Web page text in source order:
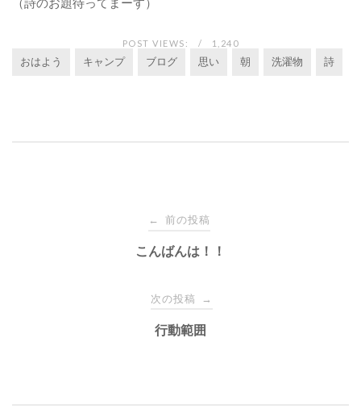
POST VIEWS: 1,240
おはよう キャンプ ブログ 思い 朝 洗濯物 詩
← 前の投稿
こんばんは！！
次の投稿 →
行動範囲